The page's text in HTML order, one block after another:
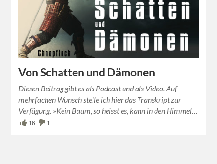
Von Schatten und Dämonen
Diesen Beitrag gibt es als Podcast und als Video. Auf
mehrfachen Wunsch stelle ich hier das Transkript zur
Verfügung. »Kein Baum, so heisst es, kann in den Himmel…
16 1